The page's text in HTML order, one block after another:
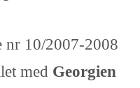
nr 10/2007-2008
med Georgien